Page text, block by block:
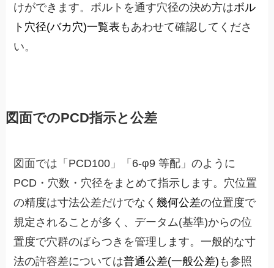
けができます。ボルトを通す穴径の決め方はボル
ト穴径(バカ穴)一覧表 もあわせて確認してくださ
い。
図面でのPCD指示と公差
図面では「PCD100」「6-φ9 等配」のように
PCD・穴数・穴径をまとめて指示します。穴位置
の精度は寸法公差だけでなく幾何公差の位置度で
規定されることが多く、データム(基準)からの位
置度で穴群のばらつきを管理します。一般的な寸
法の許容差については普通公差(一般公差) も参照